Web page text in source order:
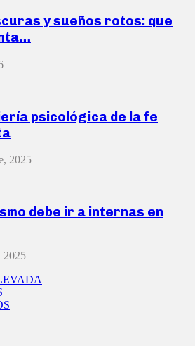
y sueños rotos: que
psicológica de la fe
2025
debe ir a internas en
2025